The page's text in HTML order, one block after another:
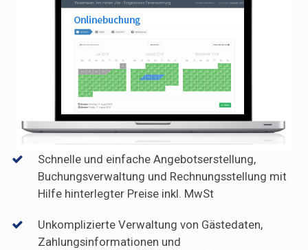
Schnelle und einfache Angebotserstellung,
Buchungsverwaltung und Rechnungsstellung mit
Hilfe hinterlegter Preise inkl. MwSt
Unkomplizierte Verwaltung von Gästedaten,
Zahlungsinformationen und